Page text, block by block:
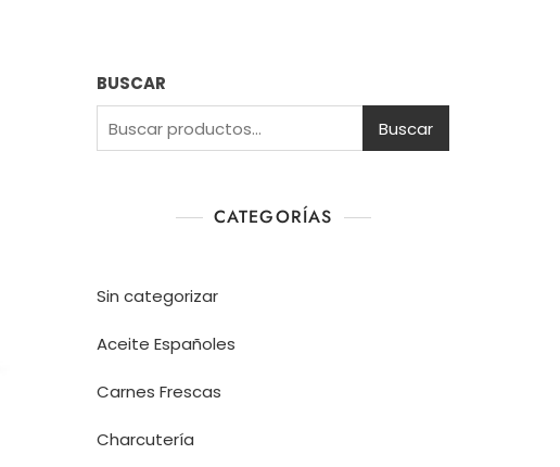
BUSCAR
Buscar
CATEGORÍAS
Sin categorizar
Aceite Españoles
Carnes Frescas
Charcutería